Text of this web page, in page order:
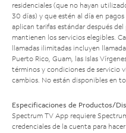
residenciales (que no hayan
30 días) y que estén al día en
aplican tarifas estándar después
mantienen los servicios elegibles.
llamadas ilimitadas incluyen
Puerto Rico, Guam, las Islas
términos y condiciones de servicio
cambios. No están disponibles en
Especificaciones de Productos/
Spectrum TV App requiere
credenciales de la cuenta para